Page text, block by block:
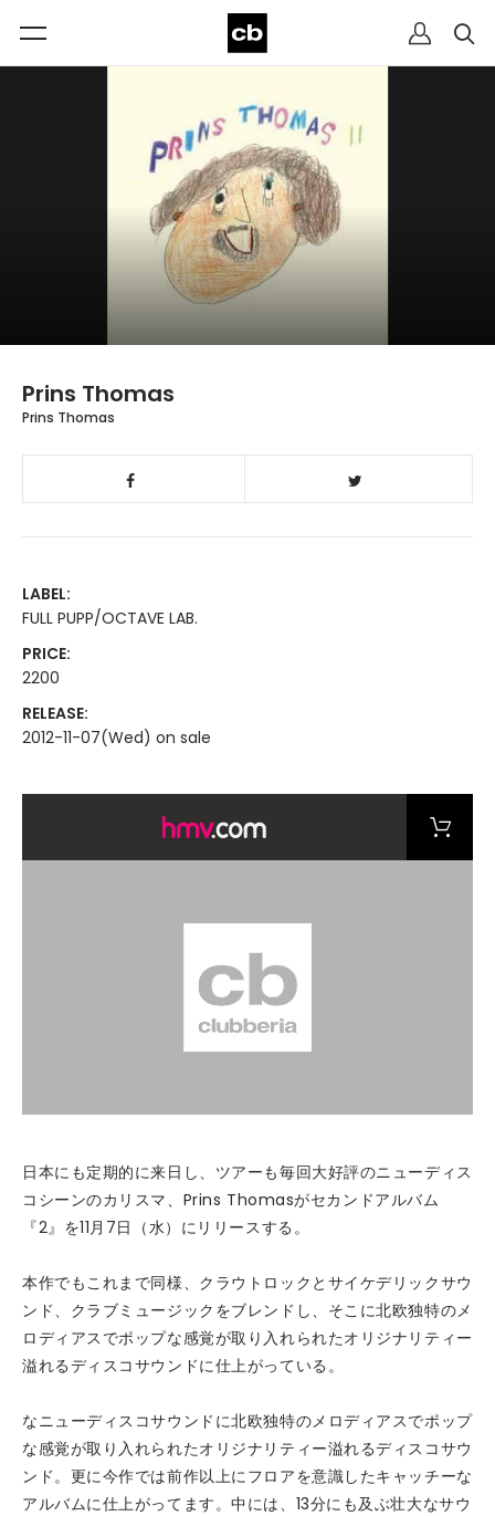
Prins Thomas
Prins Thomas
LABEL:
FULL PUPP/OCTAVE LAB.
PRICE:
2200
RELEASE:
2012-11-07(Wed) on sale
日本にも定期的に来日し、ツアーも毎回大好評のニューディス
コシーンのカリスマ、Prins Thomasがセカンドアルバム
『2』を11月7日（水）にリリースする。
本作でもこれまで同様、クラウトロックとサイケデリックサウ
ンド、クラブミュージックをブレンドし、そこに北欧独特のメ
ロディアスでポップな感覚が取り入れられたオリジナリティー
溢れるディスコサウンドに仕上がっている。
なニューディスコサウンドに北欧独特のメロディアスでポップ
な感覚が取り入れられたオリジナリティー溢れるディスコサウ
ンド。更に今作では前作以上にフロアを意識したキャッチーな
アルバムに仕上がってます。中には、13分にも及ぶ壮大なサウ